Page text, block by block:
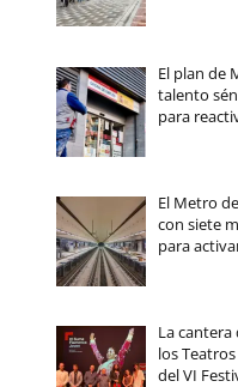
El plan de
talento
para
El Metro
con siete
para
La
los
del VI